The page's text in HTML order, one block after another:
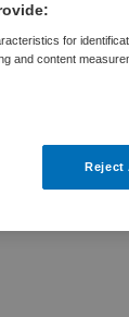
is niet
wellicht
for
and content
Reject